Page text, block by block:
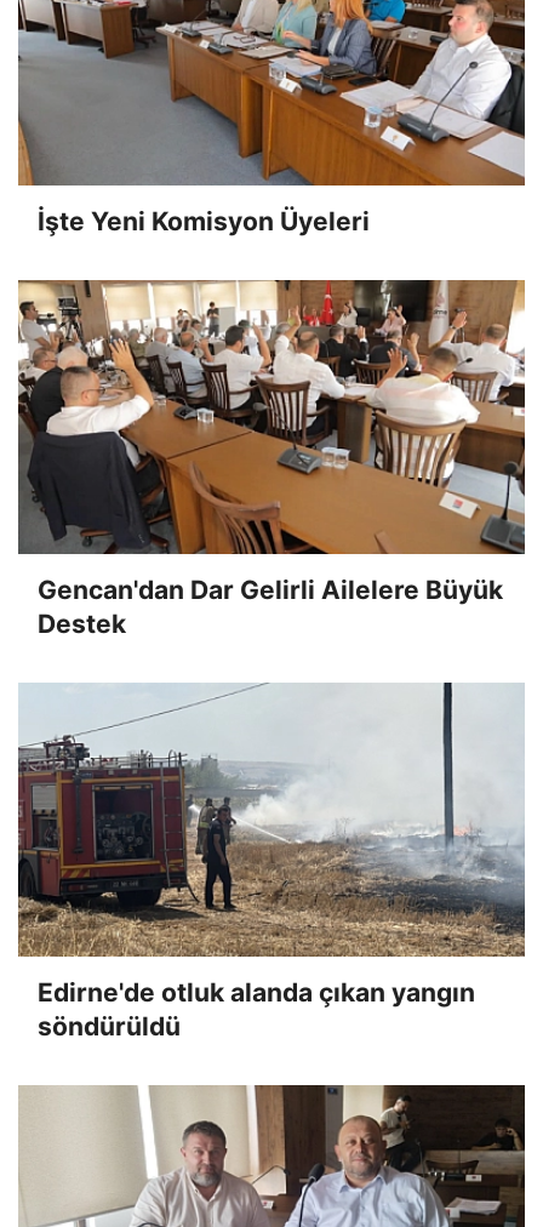
İşte Yeni Komisyon Üyeleri
Gencan'dan Dar Gelirli Ailelere Büyük
Destek
Edirne'de otluk alanda çıkan yangın
söndürüldü